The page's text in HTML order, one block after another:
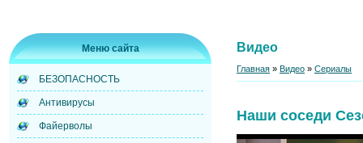
Меню сайта
БЕЗОПАСНОСТЬ
Антивирусы
Файерволы
Видео
Главная » Видео » Сериалы
Наши соседи